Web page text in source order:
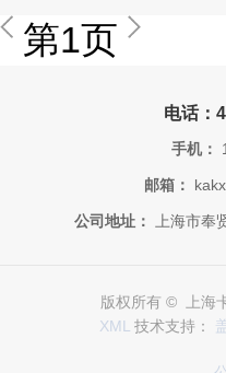
第1页
电话：
手机：
邮箱：
公司地址： 上海市奉
版权所有 © 上海
XML 技术支持：